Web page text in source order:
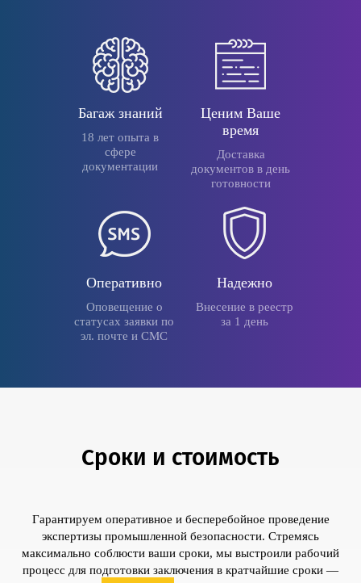
Багаж знаний
18 лет опыта в
сфере
документации
Ценим Ваше
время
Доставка
документов в день
готовности
Оперативно
Оповещение о
статусах заявки по
эл. почте и СМС
Надежно
Внесение в реестр
за 1 день
Сроки и стоимость
Гарантируем оперативное и бесперебойное проведение
экспертизы промышленной безопасности. Стремясь
максимально соблюсти ваши сроки, мы выстроили рабочий
процесс для подготовки заключения в кратчайшие сроки —